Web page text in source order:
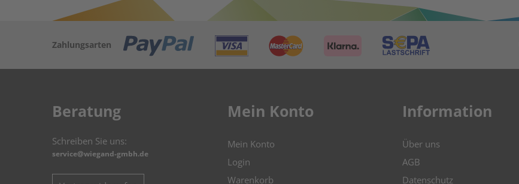
Zahlungsarten
Beratung
Schreiben Sie uns:
service@wiegand-gmbh.de
Mein Konto
Mein Konto
Login
Warenkorb
Information
Über uns
AGB
Datenschutz